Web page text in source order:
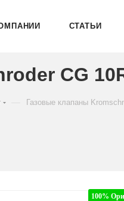
СТАТЬИ
CG
Газовые клапаны
100%